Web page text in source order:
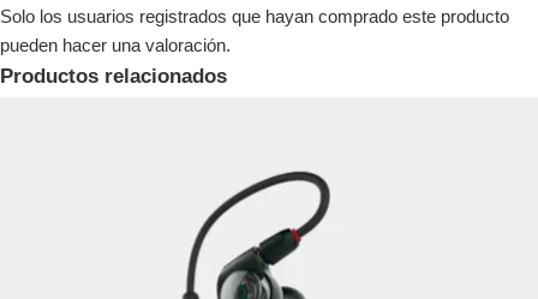
Solo los usuarios registrados que hayan comprado este producto
pueden hacer una valoración.
Productos relacionados